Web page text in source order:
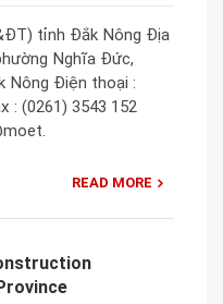
tỉnh Đắk Nông Địa
Nghĩa Đức,
Nông Điện thoại :
: (0261) 3543 152
READ MORE